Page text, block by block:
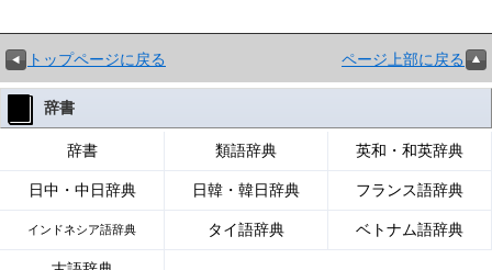
トップページに戻る ページ上部に戻る
辞書
辞書 類語辞典 英和・和英辞典
日中・中日辞典 日韓・韓日辞典 フランス語辞典
インドネシア語辞典 タイ語辞典 ベトナム語辞典